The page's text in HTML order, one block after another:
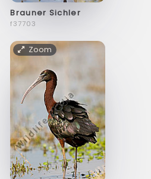
Brauner Sichler
f37703
Zoom